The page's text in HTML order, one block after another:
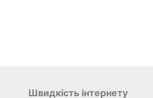
Швидкість інтернету